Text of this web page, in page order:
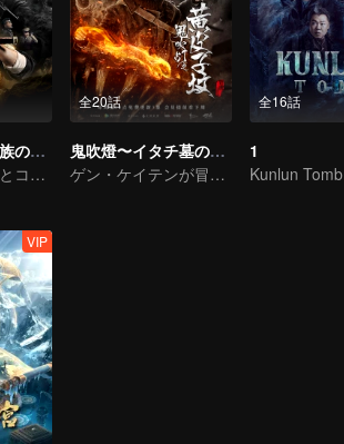
鬼吹燈〜ミャオ族の秘宝〜
ハン・エツメイとコウ・イコウ絶壁懸棺の謎を解ける
全20話
鬼吹燈〜イタチ墓の呪い〜
ゲン・ケイテンが冒険団と危険地で生存を求め
全16話
1
Kunlun Tomb
VIP